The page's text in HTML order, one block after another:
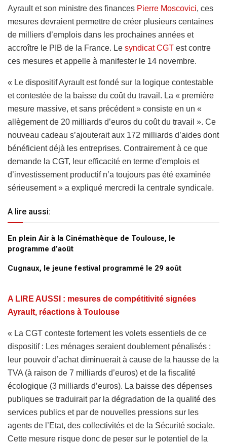
Ayrault et son ministre des finances Pierre Moscovici, ces
mesures devraient permettre de créer plusieurs centaines
de milliers d’emplois dans les prochaines années et
accroître le PIB de la France. Le syndicat CGT est contre
ces mesures et appelle à manifester le 14 novembre.
« Le dispositif Ayrault est fondé sur la logique contestable
et contestée de la baisse du coût du travail. La « première
mesure massive, et sans précédent » consiste en un «
allègement de 20 milliards d’euros du coût du travail ». Ce
nouveau cadeau s’ajouterait aux 172 milliards d’aides dont
bénéficient déjà les entreprises. Contrairement à ce que
demande la CGT, leur efficacité en terme d’emplois et
d’investissement productif n’a toujours pas été examinée
sérieusement » a expliqué mercredi la centrale syndicale.
A lire aussi:
En plein Air à la Cinémathèque de Toulouse, le
programme d’août
Cugnaux, le jeune festival programmé le 29 août
A LIRE AUSSI : mesures de compétitivité signées
Ayrault, réactions à Toulouse
« La CGT conteste fortement les volets essentiels de ce
dispositif : Les ménages seraient doublement pénalisés :
leur pouvoir d’achat diminuerait à cause de la hausse de la
TVA (à raison de 7 milliards d’euros) et de la fiscalité
écologique (3 milliards d’euros). La baisse des dépenses
publiques se traduirait par la dégradation de la qualité des
services publics et par de nouvelles pressions sur les
agents de l’Etat, des collectivités et de la Sécurité sociale.
Cette mesure risque donc de peser sur le potentiel de la